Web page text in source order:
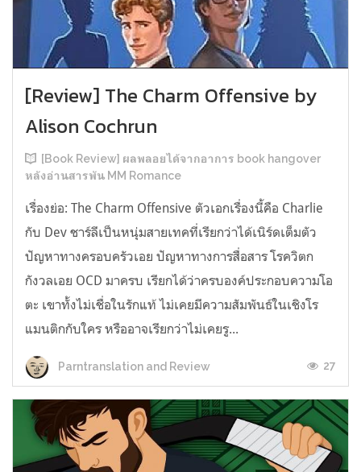
[Review] The Charm Offensive by
Alison Cochrun
[Book Review] ผลพลอยได้จากอาการ book hangover
หลังอ่านสารพัน MM Romance
เรื่องย่อ: The Charm Offensive ตัวเอกเรื่องนี้คือ Charlie
กับ Dev ชาร์ลีเป็นหนุ่มสายเทคที่เรียกว่าได้เนิร์ดเต็มตัว
ปัญหาทางครอบครัวเอย ปัญหาทางการสื่อสาร โรควิตก
กังวลเอย OCD มาครบ เรียกได้ว่าครบองค์ประกอบความโอ
ตะ เขาทั้งไม่เชื่อในรักแท้ ไม่เคยมีความสัมพันธ์ในเชิงโร
แมนติกกับใคร หรืออาจเรียกว่าไม่เคยรู...
Parntranslation and Review 27